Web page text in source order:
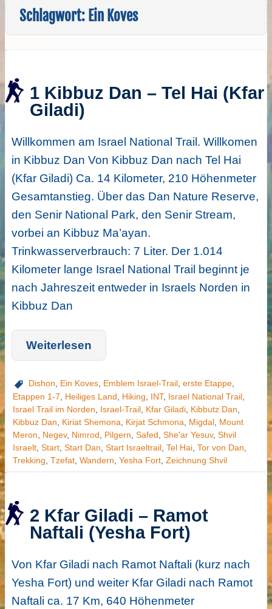
Schlagwort: Ein Koves
1 Kibbuz Dan – Tel Hai (Kfar
Giladi)
Willkommen am Israel National Trail. Willkomen
in Kibbuz Dan Von Kibbuz Dan nach Tel Hai
(Kfar Giladi) Ca. 14 Kilometer, 210 Höhenmeter
Gesamtanstieg. Über das Dan Nature Reserve,
den Senir National Park, den Senir Stream,
vorbei an Kibbuz Ma’ayan.
Trinkwasserverbrauch: 7 Liter. Der 1.014
Kilometer lange Israel National Trail beginnt je
nach Jahreszeit entweder in Israels Norden in
Kibbuz Dan
Weiterlesen
Dishon Ein Koves, Emblem Israel-Trail, erste Etappe,
Etappen 1-7
Heiliges Land Hiking INT, Israel National Trail,
Israel Trail im Norden
Israel-Trail, Kfar Giladi, Kibbutz Dan
Kibbuz Dan
Kiriat Shemona Kirjat Schmona Migdal, Mount
Meron
Negev, Nimrod Pilgern Safed She'ar Yesuv, Shvil
Israelt, Start, Start Dan Start Israeltrail, Tel Hai, Tor von Dan
Trekking Tzefat, Wandern Yesha Fort, Zeichnung Shvil
2 Kfar Giladi – Ramot
Naftali (Yesha Fort)
Von Kfar Giladi nach Ramot Naftali (kurz nach
Yesha Fort) und weiter Kfar Giladi nach Ramot
Naftali ca. 17 Km, 640 Höhenmeter